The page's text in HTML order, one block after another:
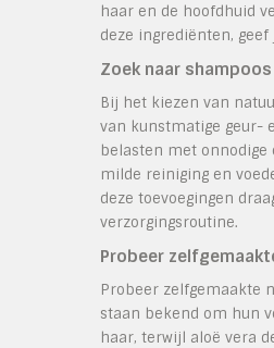
haar en de hoofdhuid
deze ingrediënten,
Zoek naar
Bij het kiezen van
van kunstmatige geur-
belasten met
milde reiniging en
deze toevoegingen
verzorgingsroutine.
Probeer
Probeer zelfgemaakte
staan bekend om hun
haar, terwijl aloë vera